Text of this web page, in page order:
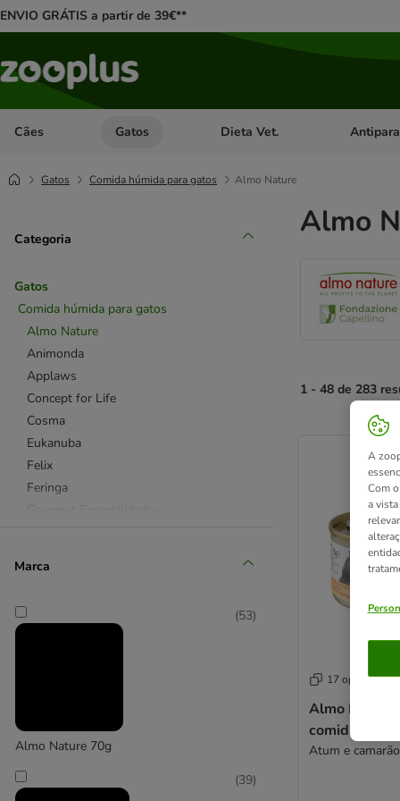
ENVIO GRÁTIS a partir de 39€**
Cães Abrir menu de categoria: Cães
Gatos Abrir menu de categoria: Gatos
Dieta Vet. Abrir
Gatos Comida húmida para gatos Almo Nature
Categoria
Gatos
Comida húmida para gatos
Almo Nature
Animonda
Applaws
Concept for Life
Cosma
Eukanuba
Felix
Feringa
Schesir
Affinity Advance Veterinary Diets
Concept for Life Veterinary Diet
Marca
Almo Nature 70g
(53)
(39)
Almo
1 - 48 de 283
product items
17 opções
Almo Nature
comida
Atum e camarão
A
Com
a